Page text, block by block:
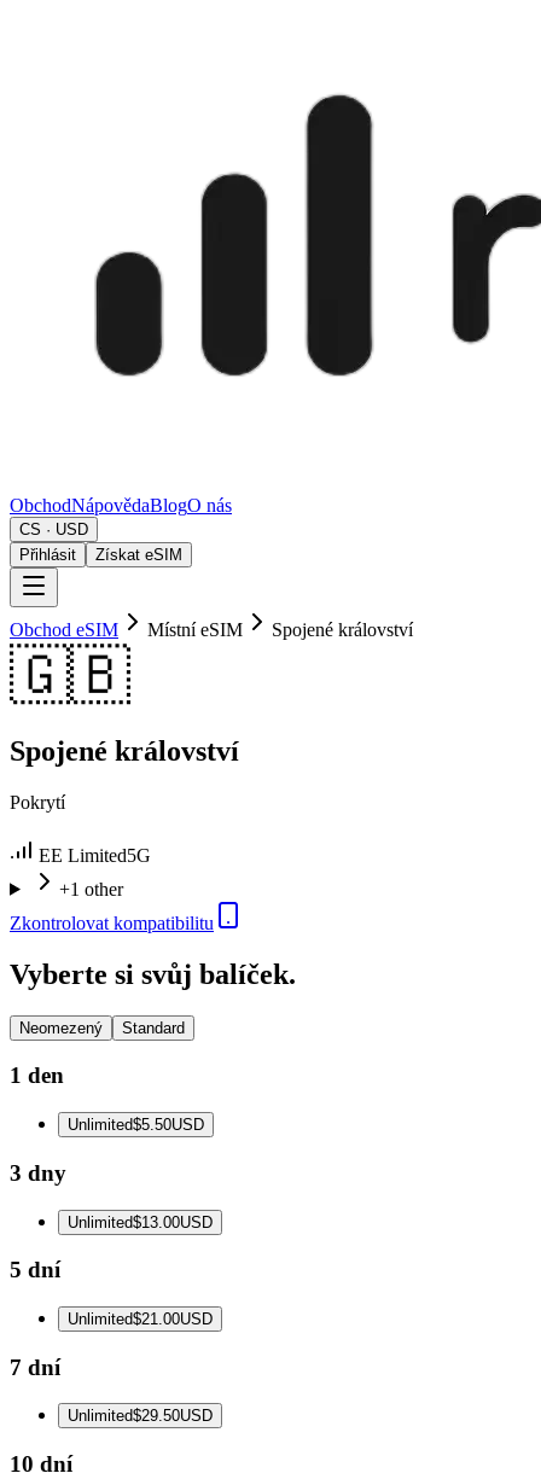
ObchodNápovědaBlogO nás
CS · USD
Přihlásit
Získat eSIM
Obchod eSIM Místní eSIM Spojené království
🇬🇧
Spojené království
Pokrytí
EE Limited5G
+1 other
Zkontrolovat kompatibilitu
Vyberte si svůj balíček.
Neomezený Standard
1 den
Unlimited$5.50USD
3 dny
Unlimited$13.00USD
5 dní
Unlimited$21.00USD
7 dní
Unlimited$29.50USD
10 dní